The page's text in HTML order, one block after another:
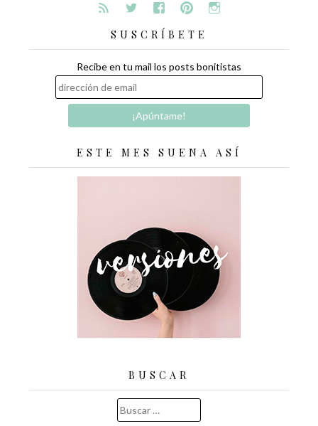
SUSCRÍBETE
Recibe en tu mail los posts bonitistas
ESTE MES SUENA ASÍ
BUSCAR
Buscar: